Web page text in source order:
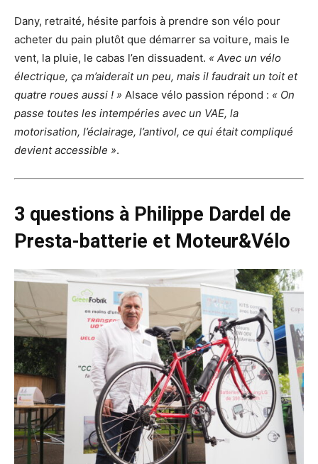
Dany, retraité, hésite parfois à prendre son vélo pour
acheter du pain plutôt que démarrer sa voiture, mais le
vent, la pluie, le cabas l’en dissuadent. « Avec un vélo
électrique, ça m’aiderait un peu, mais il faudrait un toit et
quatre roues aussi ! » Alsace vélo passion répond : « On
passe toutes les intempéries avec un VAE, la
motorisation, l’éclairage, l’antivol, ce qui était compliqué
devient accessible ».
3 questions à Philippe Dardel de
Presta-batterie et Moteur&Vélo